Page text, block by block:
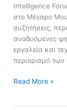
Intelligence
στο Μέγαρο
συζητήσεις,
αναδυόμενες
εργαλεία και
περιορισμό
Read More »